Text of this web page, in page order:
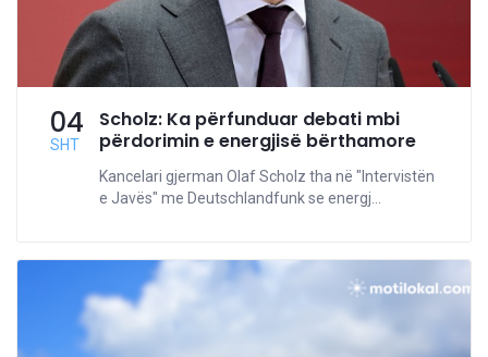
04
SHT
Scholz: Ka përfunduar debati mbi
përdorimin e energjisë bërthamore
Kancelari gjerman Olaf Scholz tha në "Intervistën
e Javës" me Deutschlandfunk se energj...